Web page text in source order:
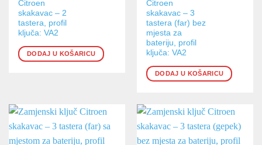
Citroen
skakavac – 2
tastera, profil
ključa: VA2
DODAJ U KOŠARICU
Citroen
skakavac – 3
tastera (far) bez
mjesta za
bateriju, profil
ključa: VA2
DODAJ U KOŠARICU